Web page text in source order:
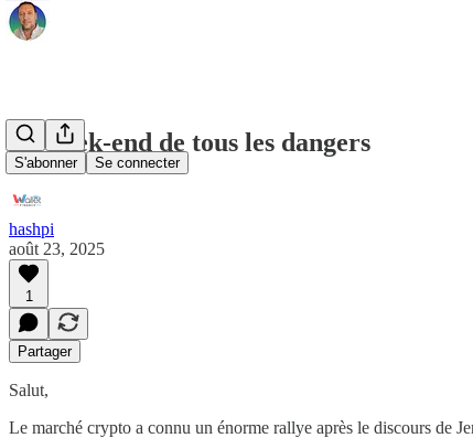
S'abonner Se connecter
Le week-end de tous les dangers
hashpi
août 23, 2025
1
Partager
Salut,
Le marché crypto a connu un énorme rallye après le discours de